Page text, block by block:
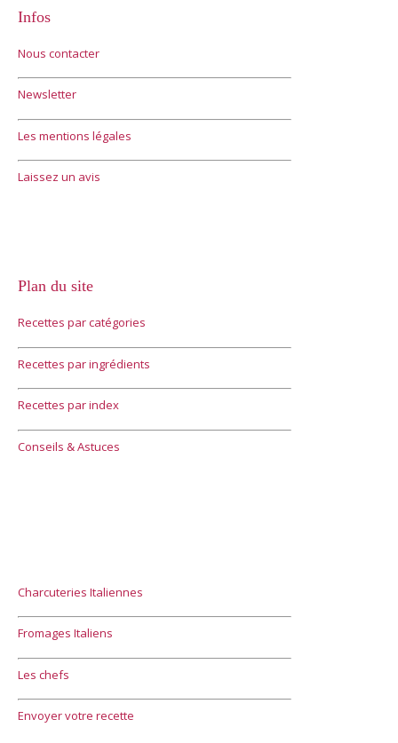
Infos
Nous contacter
Newsletter
Les mentions légales
Laissez un avis
Plan du site
Recettes par catégories
Recettes par ingrédients
Recettes par index
Conseils & Astuces
Charcuteries Italiennes
Fromages Italiens
Les chefs
Envoyer votre recette